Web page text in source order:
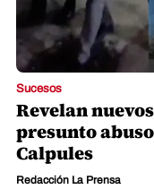
Sucesos
Revelan
presunto
Calpules
Redacción La Prensa